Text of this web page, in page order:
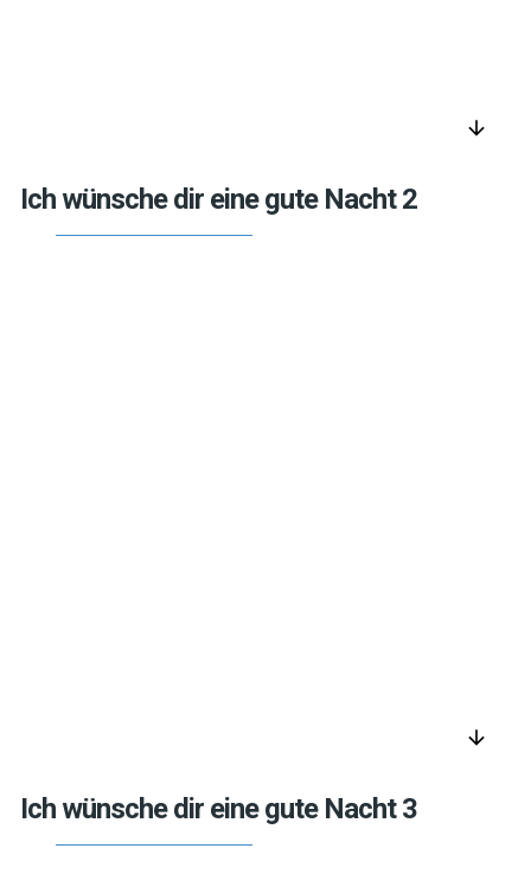
arrow_downward
Ich wünsche dir eine gute Nacht 2
arrow_downward
Ich wünsche dir eine gute Nacht 3